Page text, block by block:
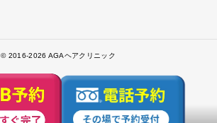
© 2016-2026 AGAヘアクリニック